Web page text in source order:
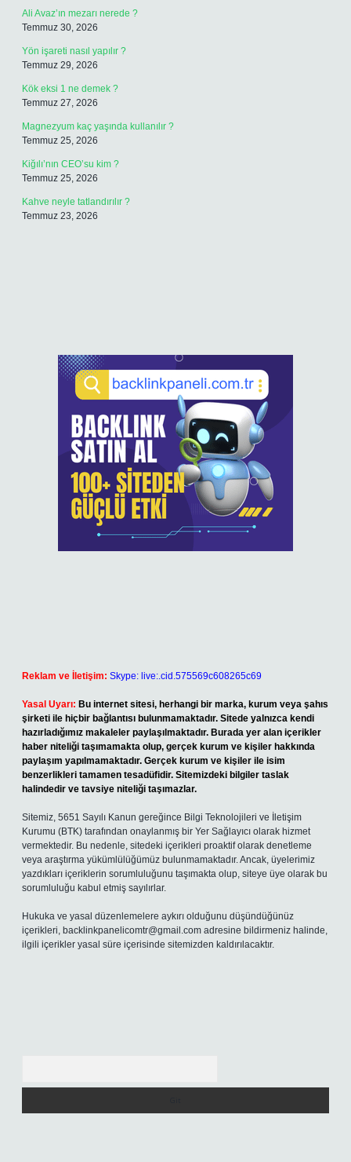
Ali Avaz’ın mezarı nerede ?
Temmuz 30, 2026
Yön işareti nasıl yapılır ?
Temmuz 29, 2026
Kök eksi 1 ne demek ?
Temmuz 27, 2026
Magnezyum kaç yaşında kullanılır ?
Temmuz 25, 2026
Kiğılı’nın CEO’su kim ?
Temmuz 25, 2026
Kahve neyle tatlandırılır ?
Temmuz 23, 2026
Reklam ve İletişim: Skype: live:.cid.575569c608265c69
Yasal Uyarı: Bu internet sitesi, herhangi bir marka, kurum veya şahıs
şirketi ile hiçbir bağlantısı bulunmamaktadır. Sitede yalnızca kendi
hazırladığımız makaleler paylaşılmaktadır. Burada yer alan içerikler
haber niteliği taşımamakta olup, gerçek kurum ve kişiler hakkında
paylaşım yapılmamaktadır. Gerçek kurum ve kişiler ile isim
benzerlikleri tamamen tesadüfidir. Sitemizdeki bilgiler taslak
halindedir ve tavsiye niteliği taşımazlar.
Sitemiz, 5651 Sayılı Kanun gereğince Bilgi Teknolojileri ve İletişim
Kurumu (BTK) tarafından onaylanmış bir Yer Sağlayıcı olarak hizmet
vermektedir. Bu nedenle, sitedeki içerikleri proaktif olarak denetleme
veya araştırma yükümlülüğümüz bulunmamaktadır. Ancak, üyelerimiz
yazdıkları içeriklerin sorumluluğunu taşımakta olup, siteye üye olarak bu
sorumluluğu kabul etmiş sayılırlar.
Hukuka ve yasal düzenlemelere aykırı olduğunu düşündüğünüz
içerikleri, backlinkpanelicomtr@gmail.com adresine bildirmeniz halinde,
ilgili içerikler yasal süre içerisinde sitemizden kaldırılacaktır.